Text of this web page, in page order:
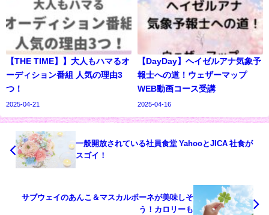
【THE TIME】】大人もハマるオ
ーディション番組 人気の理由3
つ！
2025-04-21
【DayDay】ヘイゼルアナ気象予
報士への道！ウェザーマップ
WEB動画コース受講
2025-04-16
一般開放されている社員食堂 YahooとJICA 社食が
スゴイ！
サブウェイのあんこ＆マスカルポーネが美味しそ
う！カロリーも